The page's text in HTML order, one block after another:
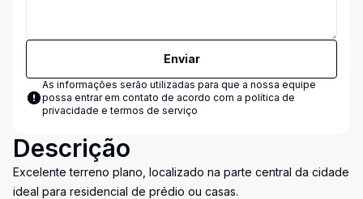
Enviar
As informações serão utilizadas para que a nossa equipe
possa entrar em contato de acordo com a política de
privacidade e termos de serviço
Descrição
Excelente terreno plano, localizado na parte central da cidade
ideal para residencial de prédio ou casas.